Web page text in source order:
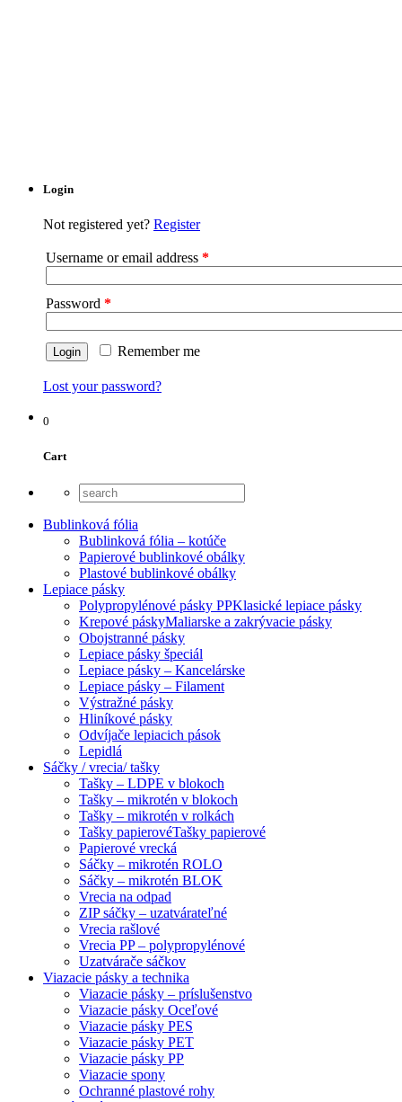
Login
Not registered yet? Register
Username or email address *
Password *
Remember me
Lost your password?
0
Cart
Bublinková fólia
Bublinková fólia – kotúče
Papierové bublinkové obálky
Plastové bublinkové obálky
Lepiace pásky
Polypropylénové pásky PPKlasické lepiace pásky
Krepové páskyMaliarske a zakrývacie pásky
Obojstranné pásky
Lepiace pásky špeciál
Lepiace pásky – Kancelárske
Lepiace pásky – Filament
Výstražné pásky
Hliníkové pásky
Odvíjače lepiacich pások
Lepidlá
Sáčky / vrecia/ tašky
Tašky – LDPE v blokoch
Tašky – mikrotén v blokoch
Tašky – mikrotén v rolkách
Tašky papierovéTašky papierové
Papierové vrecká
Sáčky – mikrotén ROLO
Sáčky – mikrotén BLOK
Vrecia na odpad
ZIP sáčky – uzatvárateľné
Vrecia rašlové
Vrecia PP – polypropylénové
Uzatvárače sáčkov
Viazacie pásky a technika
Viazacie pásky – príslušenstvo
Viazacie pásky Oceľové
Viazacie pásky PES
Viazacie pásky PET
Viazacie pásky PP
Viazacie spony
Ochranné plastové rohy